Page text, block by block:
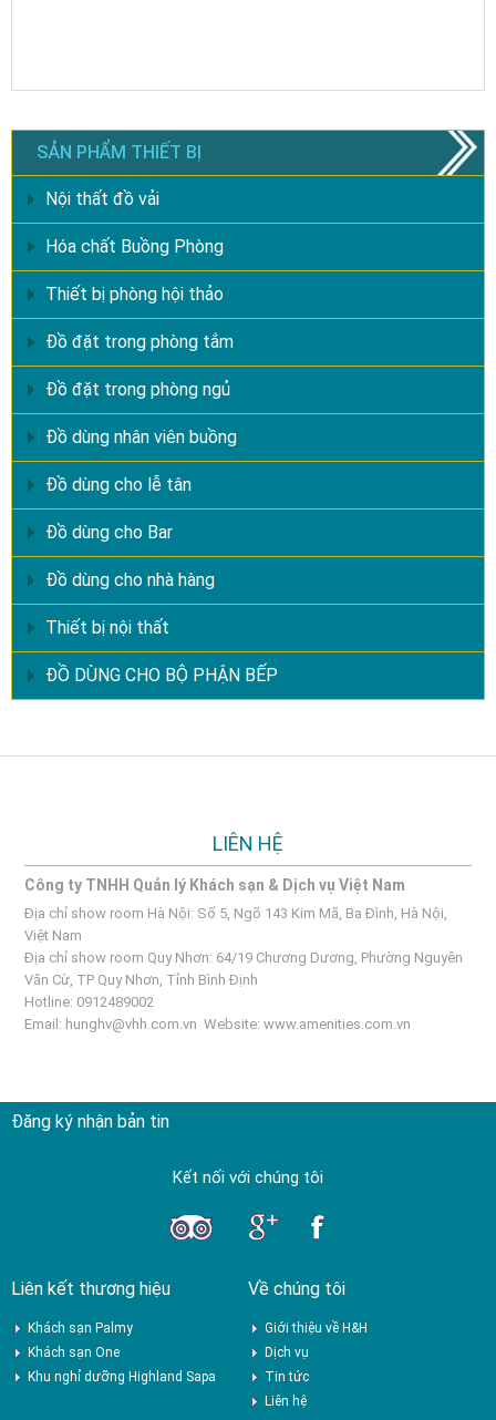
SẢN PHẨM THIẾT BỊ
Nội thất đồ vải
Hóa chất Buồng Phòng
Thiết bị phòng hội thảo
Đồ đặt trong phòng tắm
Đồ đặt trong phòng ngủ
Đồ dùng nhân viên buồng
Đồ dùng cho lễ tân
Đồ dùng cho Bar
Đồ dùng cho nhà hàng
Thiết bị nội thất
ĐỒ DÙNG CHO BỘ PHẬN BẾP
LIÊN HỆ
Công ty TNHH Quản lý Khách sạn & Dịch vụ Việt Nam
Địa chỉ show room Hà Nội: Số 5, Ngõ 143 Kim Mã, Ba Đình, Hà Nội,
Việt Nam
Địa chỉ show room Quy Nhơn: 64/19 Chương Dương, Phường Nguyên
Văn Cừ, TP Quy Nhơn, Tỉnh Bình Định
Hotline: 0912489002
Email: hunghv@vhh.com.vn Website:www.amenities.com.vn
Đăng ký nhận bản tin
Kết nối với chúng tôi
Liên kết thương hiệu
Khách sạn Palmy
Khách sạn One
Khu nghỉ dưỡng Highland Sapa
Về chúng tôi
Giới thiệu về H&H
Dịch vụ
Tin tức
Liên hệ